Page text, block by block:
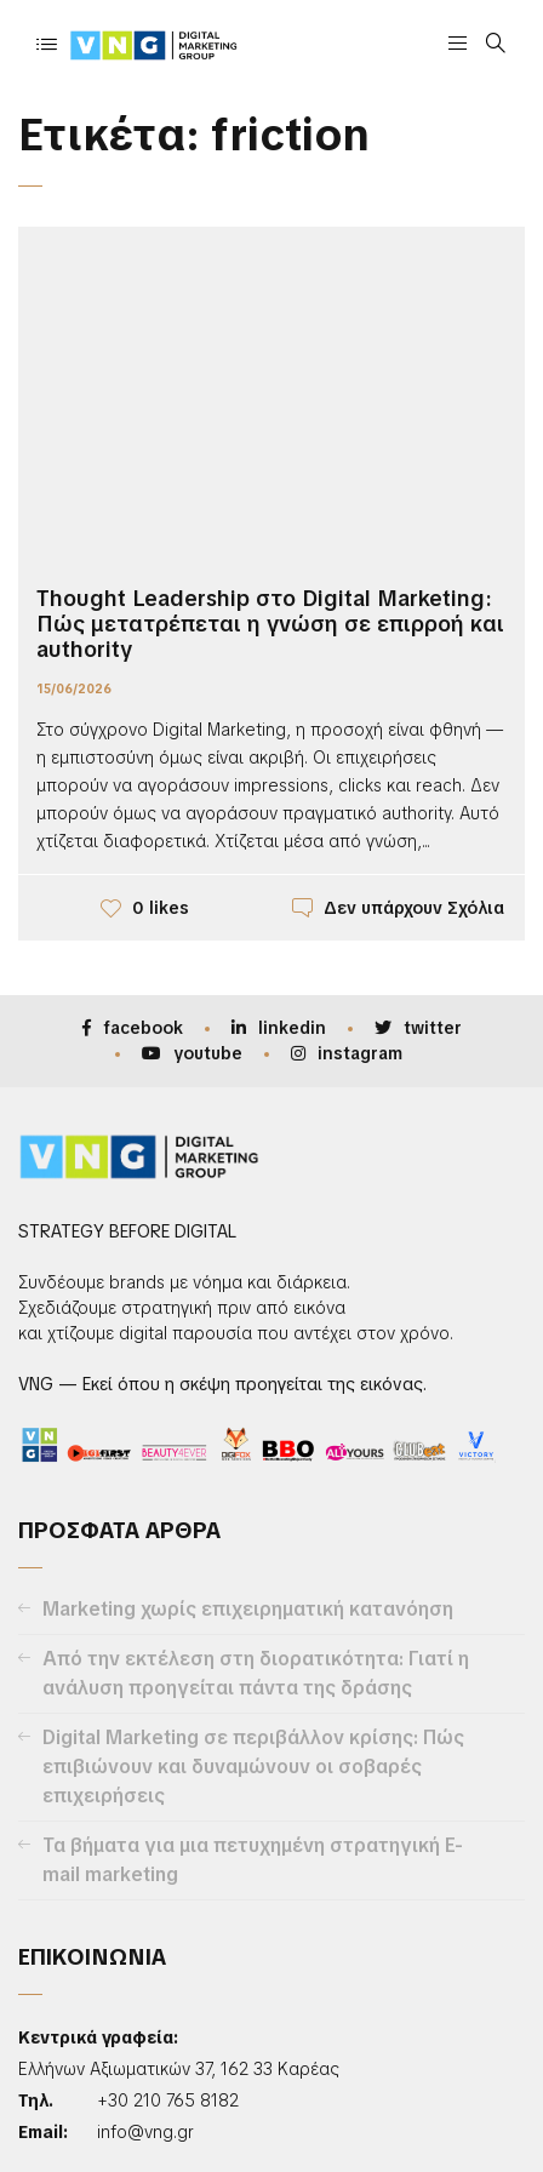
Ετικέτα: friction
Thought Leadership στο Digital Marketing:
Πώς μετατρέπεται η γνώση σε επιρροή και
authority
15/06/2026
Στο σύγχρονο Digital Marketing, η προσοχή είναι φθηνή —
η εμπιστοσύνη όμως είναι ακριβή. Οι επιχειρήσεις
μπορούν να αγοράσουν impressions, clicks και reach. Δεν
μπορούν όμως να αγοράσουν πραγματικό authority. Αυτό
χτίζεται διαφορετικά. Χτίζεται μέσα από γνώση,...
0 likes Δεν υπάρχουν Σχόλια
facebook linkedin
twitter
youtube
instagram
STRATEGY BEFORE DIGITAL
Συνδέουμε brands με νόημα και διάρκεια.
Σχεδιάζουμε στρατηγική πριν από εικόνα
και χτίζουμε digital παρουσία που αντέχει στον χρόνο.
VNG — Εκεί όπου η σκέψη προηγείται της εικόνας.
ΠΡΟΣΦΑΤΑ ΑΡΘΡΑ
Marketing χωρίς επιχειρηματική κατανόηση
Από την εκτέλεση στη διορατικότητα: Γιατί η
ανάλυση προηγείται πάντα της δράσης
Digital Marketing σε περιβάλλον κρίσης: Πώς
επιβιώνουν και δυναμώνουν οι σοβαρές
επιχειρήσεις
Τα βήματα για μια πετυχημένη στρατηγική E-
mail marketing
ΕΠΙΚΟΙΝΩΝΙΑ
Κεντρικά γραφεία:
Ελλήνων Αξιωματικών 37, 162 33 Καρέας
Τηλ.
+30 210 765 8182
Email:
info@vng.gr